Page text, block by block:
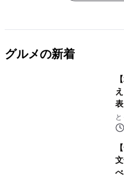
グルメの新着
表